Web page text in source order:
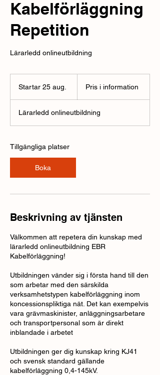
Kabelförläggning
Repetition
Lärarledd onlineutbildning
Startar 25 aug.
r
t
r
information
Pris i information
Lärarledd onlineutbildning
Tillgängliga platser
Boka
Beskrivning av tjänsten
Välkommen att repetera din kunskap med
lärarledd onlineutbildning EBR
Kabelförläggning!
Utbildningen vänder sig i första hand till den
som arbetar med den särskilda
verksamhetstypen kabelförläggning inom
koncessionspliktiga nät. Det kan exempelvis
vara grävmaskinister, anläggningsarbetare
och transportpersonal som är direkt
inblandade i arbetet
Utbildningen ger dig kunskap kring KJ41
och svensk standard gällande
kabelförläggning 0,4-145kV.